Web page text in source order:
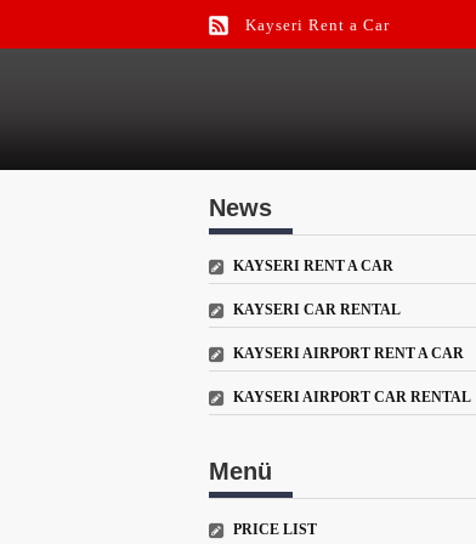
Kayseri Rent a Car
Kayseri Car Rental
News
KAYSERI RENT A CAR
KAYSERI CAR RENTAL
KAYSERI AIRPORT RENT A CAR
KAYSERI AIRPORT CAR RENTAL
Menü
PRICE LIST